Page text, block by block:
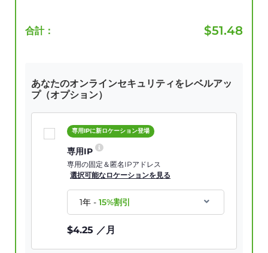
合計： $51.48
あなたのオンラインセキュリティをレベルアッ
プ（オプション）
専用IPに新ロケーション登場
専用IP
専用の固定＆匿名IPアドレス
選択可能なロケーションを見る
1年-15%割引
$4.25 ／月